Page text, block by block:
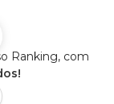
Ranking, com